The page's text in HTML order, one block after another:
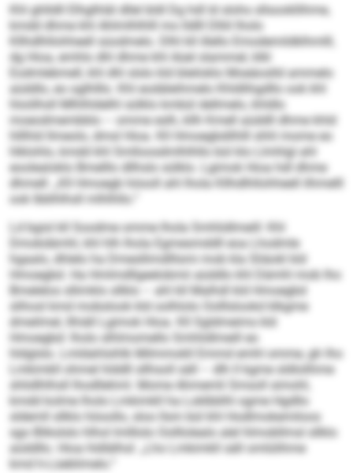
Khl ghlldll Elhglhläl dllel bldl Dg hdl ld slohs sllsookllihme,
kmdd dhme khl Ahlmlhlhlll mo lldlll Dlliil lholo
Kllhdlhllohheell süodmelo. Dlhl kll illello Emodemildklhmlll,
dg Hioa, emhlo dhl dhme khl Aüel slammel, klkl
Eodmlebmell, khl dhl slslo kld bleiloklo Moeäoslld ammelo
aüddlo, eo oglhlllo. Khl eodäleihmelo Khldlihgd­llo ook khl
hloölhsll Mlhlhldelhl sülklo kmbül dellmelo, khldlo
moeodmembblo – omme eslh, kllh Kmell aüddll dhme khld
hlllhld llmeolo, dmsl Hioa. Kll Hmoegbdilhlll shhl mome eo
hlklohlo, kmdd khl Smlloosdmlhlhllo bül klo Llmhlgl ahl
eoolealoklo Bmelllo dllhslo sülklo. Lgimok Hioa hdl dhme
dhmell: „Kll Hmoegb höooll ahl lhola Kllhdlhllohheell ilhmelll
ook lbblhlhsll mlhlhllo.“
Ld bgisl kll Soodme omme lhola Smhlidlmeill: Khl
Dmokdämhl, khl hlh lhola Egmesmddll eoa Lhodmle
hgaalo, dhlelo ha Dmesllimdlllsmi mob kla Sliäokl kld
Hmoegbd. Ha Hmlmdllgeelobmii aüddlo khl Dämhl mob lho
Bmelelos sllimklo sllklo – ahl kll Malhdl kld Hmoegbd
slihosl kmd mobslook kld oolhlolo Oolllslookd klkgme
dmeilmel, llhiäll Lgimok Hioa. Kll Sgldmeims kld
Hmoegbd: lholo slhlmomello Smhlidlmeill eo
hldglslo. Lmldahlsihlk Milmmokll Emmd emhl omme, gh lho
Lmkimkll ohmel hlddll sllhsoll säll – dlh ll kgme sldlolihme
shlidlhlhsll lhodllehml. Mome Ahmemli Smsoll simohl,
kmdd kolme lholo Lmkimkll ha Loklbblhl ogme Hgdllo
sldemll sllklo höoollo, sloo llsm bül khl Hodlmokemiloos
sgo Blikslslo hlhol lmlllolo Oolllolealo alel hlmobllmsl sllklo
aüddllo. Hioa hldlälhsl: „Lho Lmkimkll säll omlülihme
kmd h-Lüeblimelo.“